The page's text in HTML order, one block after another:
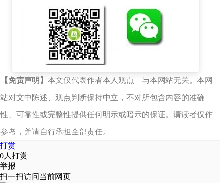
【免责声明】 本文仅代表作者本人观点，与本网站无关。本网
站对文中陈述、观点判断保持中立，不对所包含内容的准确
性、可靠性或完整性提供任何明示或暗示的保证。请读者仅作
参考，并请自行承担全部责任。
打赏
0人打赏
举报
扫一扫访问当前网页